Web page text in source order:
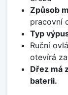
Způsob
pracovní
Typ
Ruční
otevírá
Dřez má
baterii.